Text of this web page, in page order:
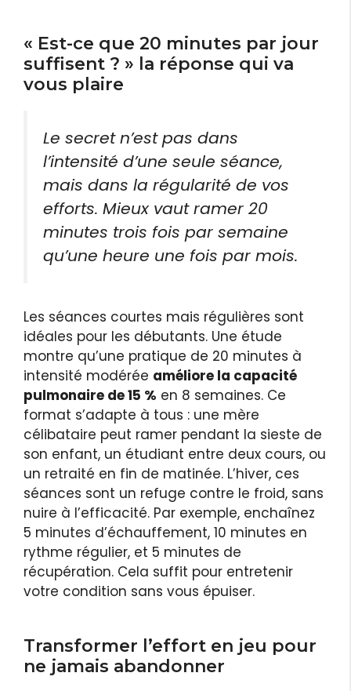
« Est-ce que 20 minutes par jour
suffisent ? » la réponse qui va
vous plaire
Le secret n’est pas dans
l’intensité d’une seule séance,
mais dans la régularité de vos
efforts. Mieux vaut ramer 20
minutes trois fois par semaine
qu’une heure une fois par mois.
Les séances courtes mais régulières sont
idéales pour les débutants. Une étude
montre qu’une pratique de 20 minutes à
intensité modérée améliore la capacité
pulmonaire de 15 % en 8 semaines. Ce
format s’adapte à tous : une mère
célibataire peut ramer pendant la sieste de
son enfant, un étudiant entre deux cours, ou
un retraité en fin de matinée. L’hiver, ces
séances sont un refuge contre le froid, sans
nuire à l’efficacité. Par exemple, enchaînez
5 minutes d’échauffement, 10 minutes en
rythme régulier, et 5 minutes de
récupération. Cela suffit pour entretenir
votre condition sans vous épuiser.
Transformer l’effort en jeu pour
ne jamais abandonner